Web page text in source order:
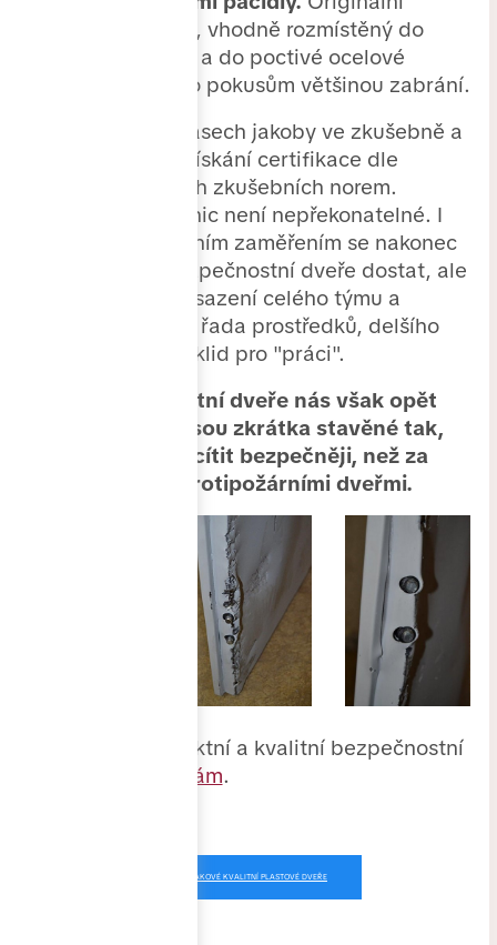
rozvorový systém, vhodně rozmístěný do
„správných“ míst a do poctivé ocelové
konstrukce, těmto pokusům většinou zabrání.
Pochopitelně v časech jakoby ve zkušebně a
pro potřeby pro získání certifikace dle
nových přísnějších zkušebních norem.
Všichni víme, že nic není nepřekonatelné. I
útvaru se speciálním zaměřením se nakonec
podařilo přes bezpečnostní dveře dostat, ale
vyžadovalo to nasazení celého týmu a
použita byla celá řada prostředků, delšího
času a měli větší klid pro "práci".
Naše bezpečnostní dveře nás však opět
přesvědčily, že jsou zkrátka stavěné tak,
abyste se mohli cítit bezpečněji, než za
běžnými či jen protipožárními dveřmi.
Chcete i vy perfektní a kvalitní bezpečnostní
Napište nám.
CHCI TAKOVÉ KVALITNÍ PLASTOVÉ DVEŘE